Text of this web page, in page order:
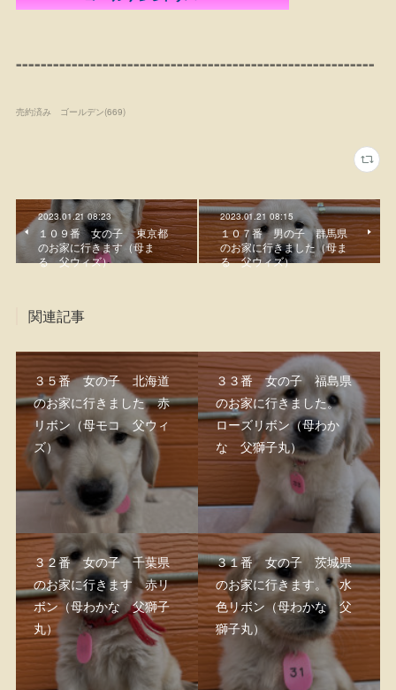
----------------------------------------------------------
売約済み ゴールデン(669)
2023.01.21 08:23
１０９番 女の子 東京都
のお家に行きます（母ま
る 父ウィズ）
2023.01.21 08:15
１０７番 男の子 群馬県
のお家に行きました（母ま
る 父ウィズ）
関連記事
３５番 女の子 北海道
のお家に行きました 赤
リボン（母モコ 父ウィ
ズ）
３３番 女の子 福島県
のお家に行きました。
ローズリボン（母わか
な 父獅子丸）
３２番 女の子 千葉県
のお家に行きます 赤リ
ボン（母わかな 父獅子
丸）
３１番 女の子 茨城県
のお家に行きます。 水
色リボン（母わかな 父
獅子丸）